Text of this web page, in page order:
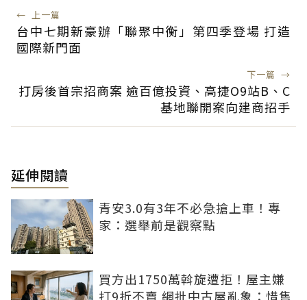
← 上一篇
台中七期新豪辦「聯聚中衡」第四季登場 打造
國際新門面
下一篇 →
打房後首宗招商案 逾百億投資、高捷O9站B、C
基地聯開案向建商招手
延伸閱讀
青安3.0有3年不必急搶上車！專
家：選舉前是觀察點
買方出1750萬斡旋遭拒！屋主嫌
打9折不賣 網批中古屋亂象：惜售